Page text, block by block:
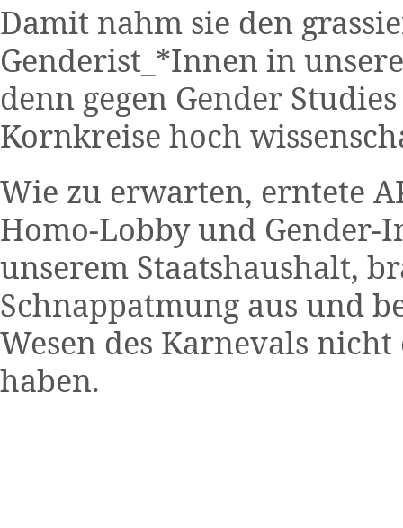
Damit nahm sie den
Genderist_*Innen in
denn gegen Gender
Kornkreise hoch
Wie zu erwarten, erntete
Homo-Lobby und Gender-
unserem Staatshaushalt,
Schnappatmung aus und
Wesen des Karnevals
haben.